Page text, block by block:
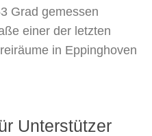
Grad gemessen
einer der letzten
in Eppinghoven
Unterstützer